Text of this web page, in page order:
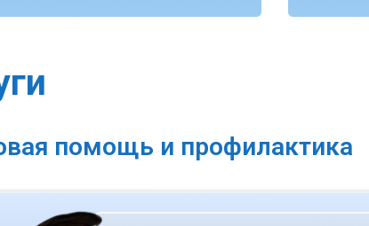
помощь и профилактика